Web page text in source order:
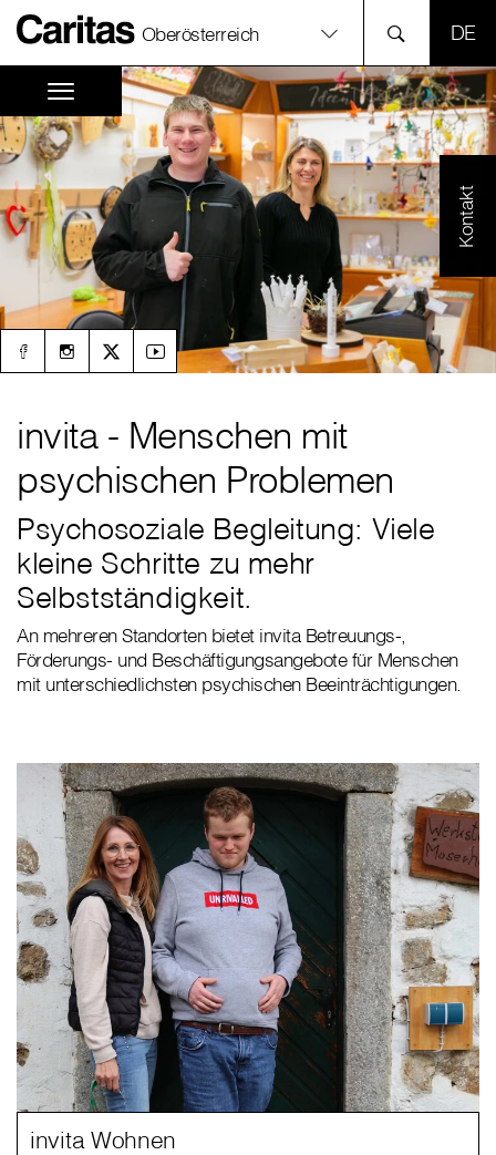
Oberösterreich
Kontakt
invita - Menschen mit
psychischen Problemen
Psychosoziale Begleitung: Viele
kleine Schritte zu mehr
Selbstständigkeit.
An mehreren Standorten bietet invita Betreuungs-,
Förderungs- und Beschäftigungsangebote für Menschen
mit unterschiedlichsten psychischen Beeinträchtigungen.
invita Wohnen